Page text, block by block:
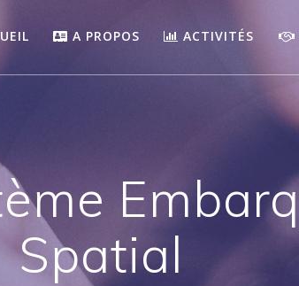
A PROPOS ACTIVITÉS
Spatial